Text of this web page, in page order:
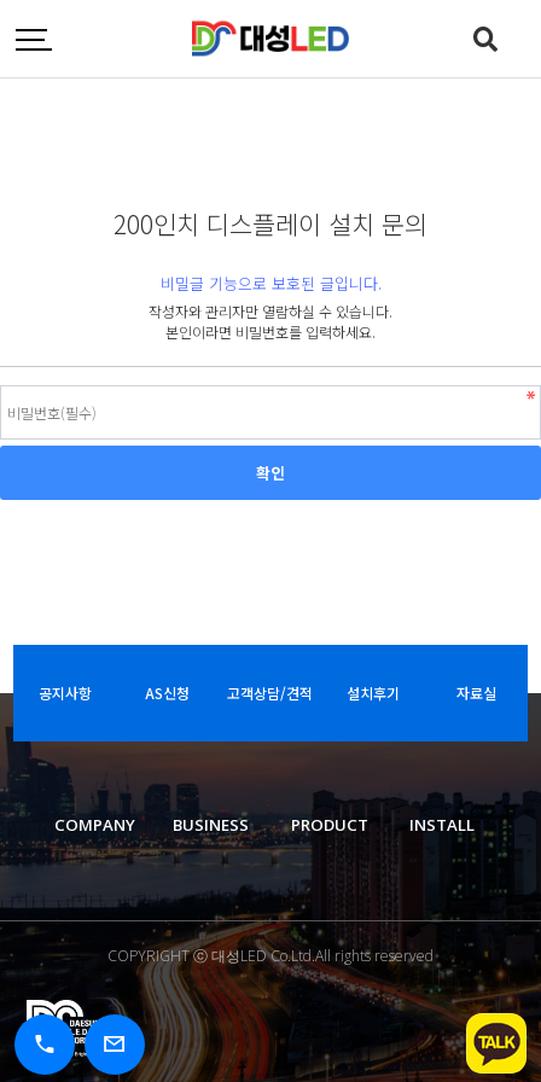
200인치 디스플레이 설치 문의
비밀글 기능으로 보호된 글입니다.
작성자와 관리자만 열람하실 수 있습니다.
본인이라면 비밀번호를 입력하세요.
공지사항 AS신청 고객상담/견적 설치후기 자료실
COMPANY BUSINESS PRODUCT INSTALL
COPYRIGHT ⓒ 대성LED Co.Ltd.All rights reserved